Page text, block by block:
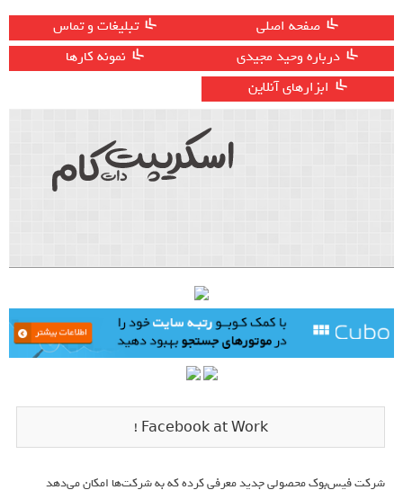
صفحه اصلی
تبلیغات و تماس
درباره وحید مجیدی
نمونه کارها
ابزارهای آنلاین
Facebook at‌ Work !
شرکت فیس‌بوک محصولی جدید معرفی کرده که به شرکت‌ها امکان می‌دهد